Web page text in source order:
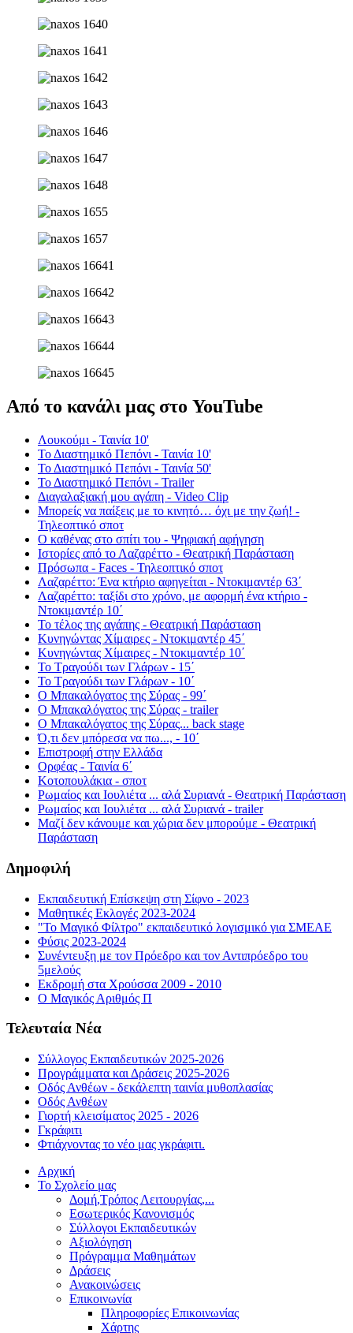
Από το κανάλι μας στο YouTube
Λουκούμι - Ταινία 10'
Το Διαστημικό Πεπόνι - Ταινία 10'
Το Διαστημικό Πεπόνι - Ταινία 50'
Το Διαστημικό Πεπόνι - Trailer
Διαγαλαξιακή μου αγάπη - Video Clip
Μπορείς να παίξεις με το κινητό… όχι με την ζωή! -
Τηλεοπτικό σποτ
Ο καθένας στο σπίτι του - Ψηφιακή αφήγηση
Ιστορίες από το Λαζαρέττο - Θεατρική Παράσταση
Πρόσωπα - Faces - Τηλεοπτικό σποτ
Λαζαρέττο: Ένα κτήριο αφηγείται - Ντοκιμαντέρ 63΄
Λαζαρέττο: ταξίδι στο χρόνο, με αφορμή ένα κτήριο -
Ντοκιμαντέρ 10΄
Το τέλος της αγάπης - Θεατρική Παράσταση
Κυνηγώντας Χίμαιρες - Ντοκιμαντέρ 45΄
Κυνηγώντας Χίμαιρες - Ντοκιμαντέρ 10΄
Το Τραγούδι των Γλάρων - 15΄
Το Τραγούδι των Γλάρων - 10΄
Ο Μπακαλόγατος της Σύρας - 99΄
Ο Μπακαλόγατος της Σύρας - trailer
Ο Μπακαλόγατος της Σύρας... back stage
Ό,τι δεν μπόρεσα να πω..., - 10΄
Επιστροφή στην Ελλάδα
Ορφέας - Ταινία 6΄
Κοτοπουλάκια - σποτ
Ρωμαίος και Ιουλιέτα ... αλά Συριανά - Θεατρική Παράσταση
Ρωμαίος και Ιουλιέτα ... αλά Συριανά - trailer
Μαζί δεν κάνουμε και χώρια δεν μπορούμε - Θεατρική
Παράσταση
Δημοφιλή
Εκπαιδευτική Επίσκεψη στη Σίφνο - 2023
Μαθητικές Εκλογές 2023-2024
"Το Μαγικό Φίλτρο" εκπαιδευτικό λογισμικό για ΣΜΕΑΕ
Φύσις 2023-2024
Συνέντευξη με τον Πρόεδρο και τον Αντιπρόεδρο του
5μελούς
Εκδρομή στα Χρούσσα 2009 - 2010
Ο Μαγικός Αριθμός Π
Τελευταία Νέα
Σύλλογος Εκπαιδευτικών 2025-2026
Προγράμματα και Δράσεις 2025-2026
Οδός Ανθέων - δεκάλεπτη ταινία μυθοπλασίας
Οδός Ανθέων
Γιορτή κλεισίματος 2025 - 2026
Γκράφιτι
Φτιάχνοντας το νέο μας γκράφιτι.
Αρχική
Το Σχολείο μας
Δομή,Τρόπος Λειτουργίας,...
Εσωτερικός Κανονισμός
Σύλλογοι Εκπαιδευτικών
Αξιολόγηση
Πρόγραμμα Μαθημάτων
Δράσεις
Ανακοινώσεις
Επικοινωνία
Πληροφορίες Επικοινωνίας
Χάρτης